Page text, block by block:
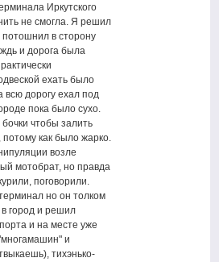
Иркутского
не смогла. Я решил
потошнил в сторону
и дорога была
ехать было
всю дорогу ехал под
пока было сухо.
чтобы залить
как было жарко.
возле
мотобрат, но правда
поговорили.
но он толком
город и решил
и на месте уже
и
тихэнько-